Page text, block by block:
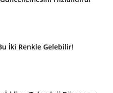
İki Renkle Gelebilir!